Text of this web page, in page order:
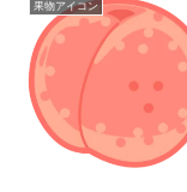
果物アイコン